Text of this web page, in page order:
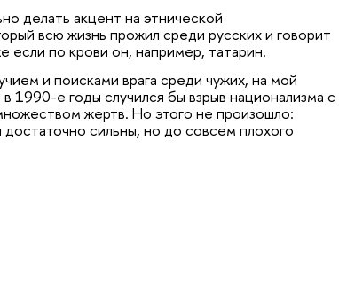
делать акцент на этнической
всю жизнь прожил среди русских и говорит
если по крови он, например, татарин.
и поисками врага среди чужих, на мой
1990-е годы случился бы взрыв национализма с
жертв. Но этого не произошло:
сильны, но до совсем плохого